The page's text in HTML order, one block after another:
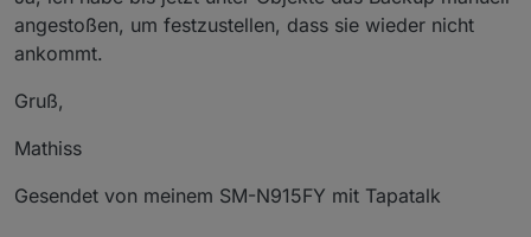
angestoßen, um festzustellen, dass sie wieder nicht
ankommt.
Gruß,
Mathiss
Gesendet von meinem SM-N915FY mit Tapatalk